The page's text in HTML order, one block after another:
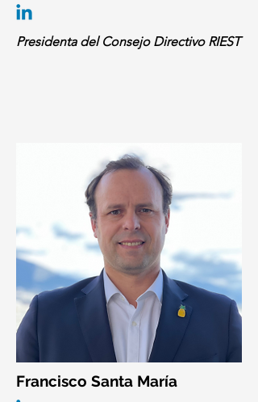
Presidenta del Consejo Directivo RIEST
Francisco Santa María